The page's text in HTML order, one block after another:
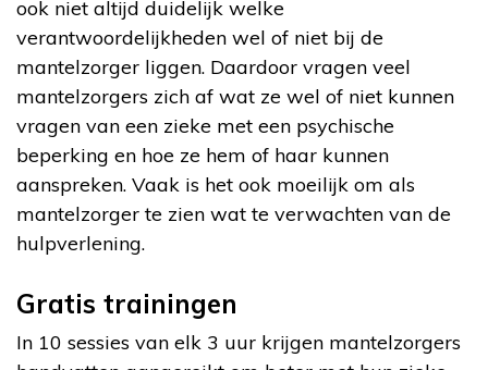
ook niet altijd duidelijk welke
verantwoordelijkheden wel of niet bij de
mantelzorger liggen. Daardoor vragen veel
mantelzorgers zich af wat ze wel of niet kunnen
vragen van een zieke met een psychische
beperking en hoe ze hem of haar kunnen
aanspreken. Vaak is het ook moeilijk om als
mantelzorger te zien wat te verwachten van de
hulpverlening.
Gratis trainingen
In 10 sessies van elk 3 uur krijgen mantelzorgers